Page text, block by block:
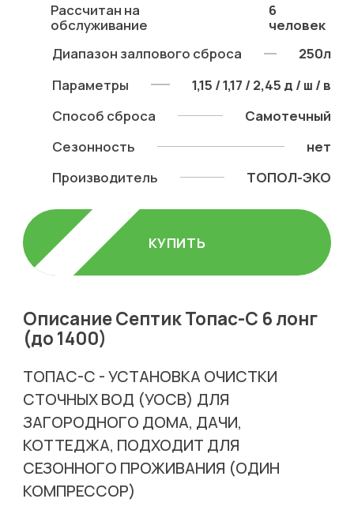
Рассчитан на
обслуживание
6
человек
Диапазон залпового сброса
250л
Параметры
1,15 / 1,17 / 2,45 д / ш / в
Способ сброса
Самотечный
Сезонность
нет
Производитель
ТОПОЛ-ЭКО
КУПИТЬ
Описание Септик Топас-С 6 лонг
(до 1400)
ТОПАС-С - УСТАНОВКА ОЧИСТКИ
СТОЧНЫХ ВОД (УОСВ) ДЛЯ
ЗАГОРОДНОГО ДОМА, ДАЧИ,
КОТТЕДЖА, ПОДХОДИТ ДЛЯ
СЕЗОННОГО ПРОЖИВАНИЯ (ОДИН
КОМПРЕССОР)